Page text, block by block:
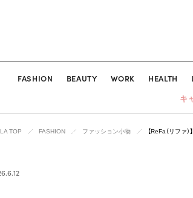
FASHION BEAUTY WORK HEALTH
キ
TOP FASHION ファッション小物 【ReFa（リファ